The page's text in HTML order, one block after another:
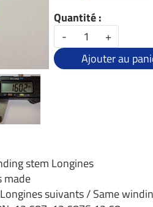
Quantité :
-
+
Ajouter au
stem Longines
made
suivants / Same